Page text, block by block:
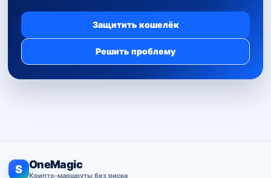
Защитить кошелёк
Решить проблему
S OneMagic
Крипто-маршруты без риска